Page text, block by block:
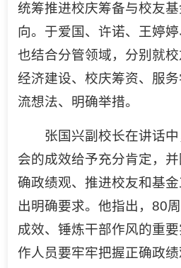
统筹推进校庆筹备与校友
向。于爱国、许诺、王婷
也结合分管领域，分别就
经济建设、校庆筹资、服
流想法、明确举措。
张国兴副校长在讲话
会的成效给予充分肯定，
确政绩观、推进校友和基
出明确要求。他指出，80
成效、锤炼干部作风的重
作人员要牢牢把握正确政